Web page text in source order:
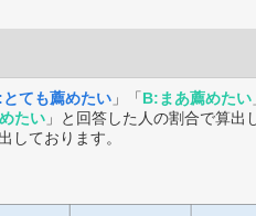
ても薦めたい 」「B:まあ薦めたい
たい 」と回答した人の割合で算出
ております。